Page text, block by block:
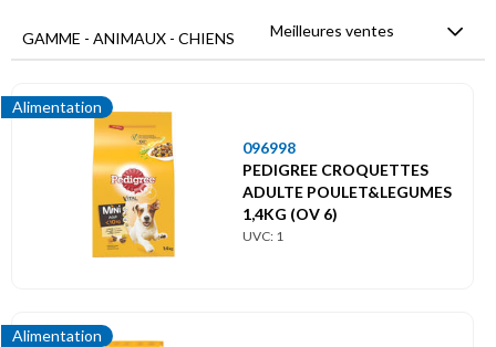
Menu
principal
Animaux
Accessoires
Alimentation
GAMME - ANIMAUX - CHIENS Meilleures ventes
Alimentation
096998
PEDIGREE CROQUETTES
ADULTE POULET&LEGUMES
1,4KG (OV 6)
UVC: 1
Alimentation